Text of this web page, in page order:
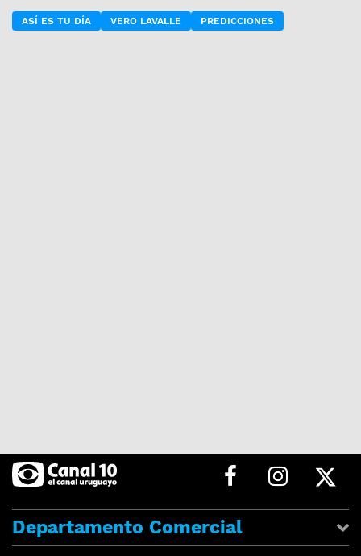
ASÍ ES TU DÍA VERO LAVALLE PREDICCIONES
Departamento Comercial